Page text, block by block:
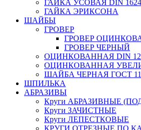
ГАЙКА УСОВАЯ DIN 1624
ГАЙКА ЭРИКСОНА
ШАЙБЫ
ГРОВЕР
ГРОВЕР
ГРОВЕР ЧЕРНЫЙ
ОЦИНКОВАННАЯ DIN
ОЦИНКОВАННАЯ
ШАЙБА ЧЕРНАЯ ГОСТ
ШПИЛЬКА
АБРАЗИВЫ
Круги АБРАЗИВНЫЕ
Круги ЗАЧИСТНЫЕ
Круги ЛЕПЕСТКОВЫЕ
КРУГИ ОТРЕЗНЫЕ ПО